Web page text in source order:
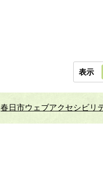
表示
春日市ウェブアクセシビリ